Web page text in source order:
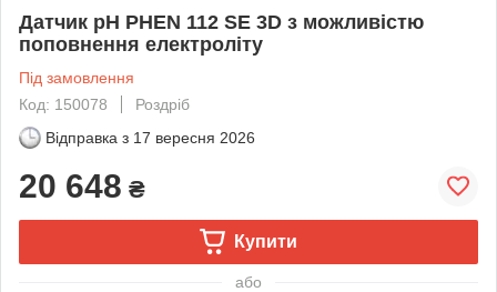
Датчик pH PHEN 112 SE 3D з можливістю
поповнення електроліту
Під замовлення
Код: 150078
Роздріб
Відправка з 17 вересня 2026
20 648 ₴
Купити
або